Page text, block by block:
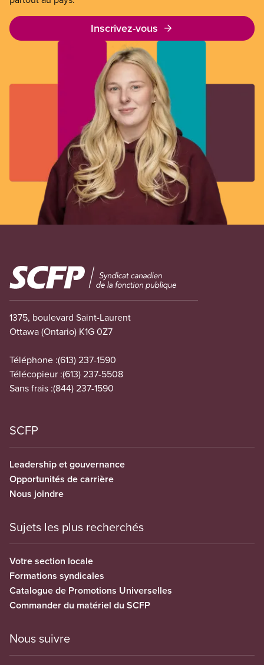
Inscrivez-vous
Image
1375, boulevard Saint-Laurent
Ottawa (Ontario) K1G 0Z7
Téléphone :(613) 237-1590
Télécopieur :(613) 237-5508
Sans frais :(844) 237-1590
SCFP
Leadership et gouvernance
Opportunités de carrière
Nous joindre
Sujets les plus recherchés
Votre section locale
Formations syndicales
Catalogue de Promotions Universelles
Commander du matériel du SCFP
Nous suivre